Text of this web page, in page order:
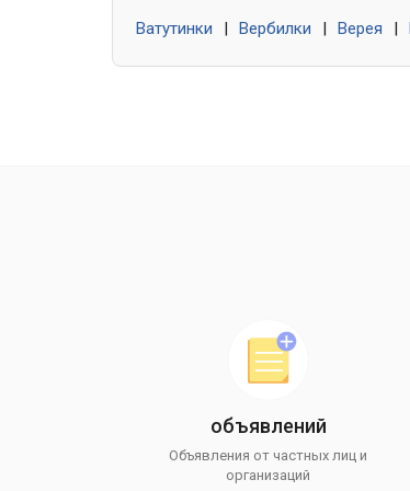
Ватутинки Вербилки Верея
объявлений
Объявления от частных лиц и
организаций